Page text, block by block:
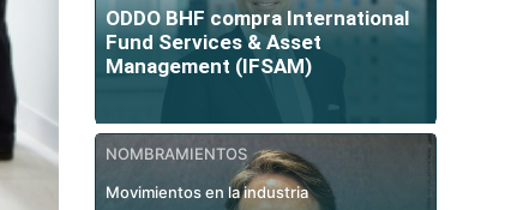
ODDO BHF compra International
Fund Services & Asset
Management (IFSAM)
NOMBRAMIENTOS
Movimientos en la industria